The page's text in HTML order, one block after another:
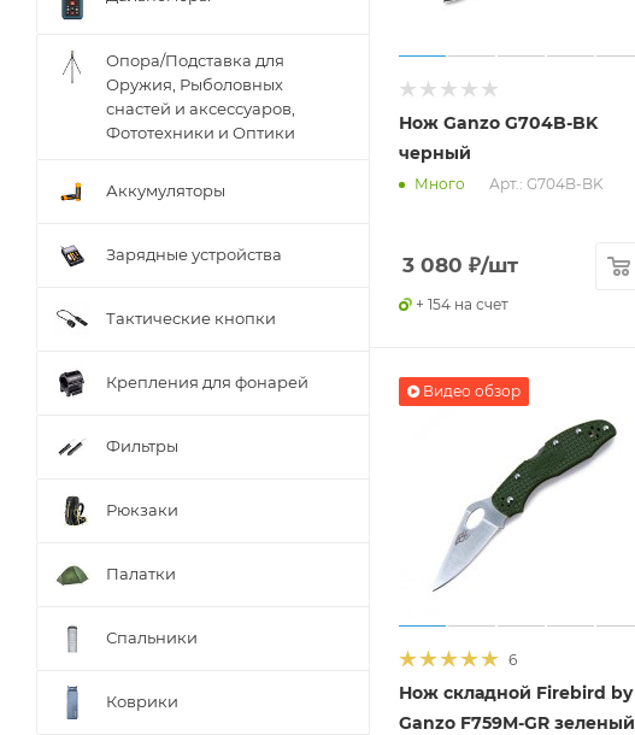
Нож Ganzo G704B-BK
черный
Много Арт.: G704B-BK
3 080 ₽/шт
+ 154 на счет
Видео обзор
6
Нож складной Firebird by
Ganzo F759M-GR зеленый
Опора/Подставка для
Оружия, Рыболовных
снастей и аксессуаров,
Фототехники и Оптики
Аккумуляторы
Зарядные устройства
Тактические кнопки
Крепления для фонарей
Фильтры
Рюкзаки
Палатки
Спальники
Коврики